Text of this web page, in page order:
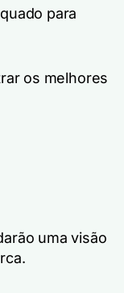
para
os melhores
uma visão